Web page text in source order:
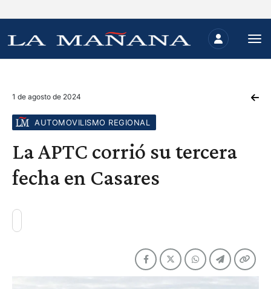
1 de agosto de 2024
AUTOMOVILISMO REGIONAL
La APTC corrió su tercera
fecha en Casares